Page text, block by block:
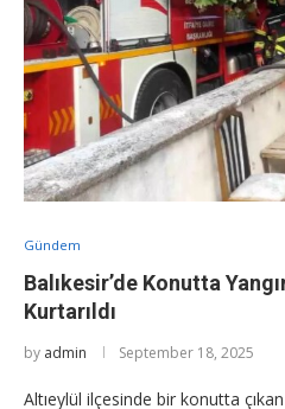
Gündem
Balıkesir’de Konutta
Kurtarıldı
by admin September 18, 2025
Altıeylül ilçesinde bir konutta